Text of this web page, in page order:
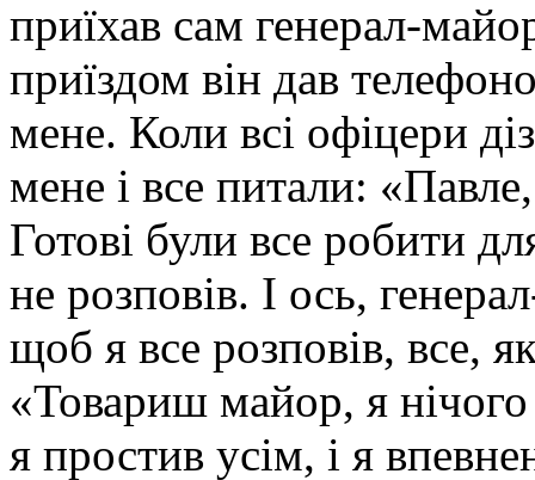
приїхав сам генерал-
приїздом він дав
мене. Коли всі офіцери
мене і все питали:
Готові були все робити
не розповів. І ось,
щоб я все розповів, все,
«Товариш майор, я
я простив усім, і я